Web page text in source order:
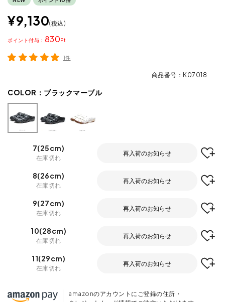
¥9,130 税込
830
ポイント
1件
商品番号 K07018
COLOR： ブラックマーブル
7(25cm)
在庫切れ
再入荷のお知らせ
8(26cm)
在庫切れ
再入荷のお知らせ
9(27cm)
在庫切れ
再入荷のお知らせ
10(28cm)
在庫切れ
再入荷のお知らせ
11(29cm)
在庫切れ
再入荷のお知らせ
amazonのアカウントにご登録の住所・